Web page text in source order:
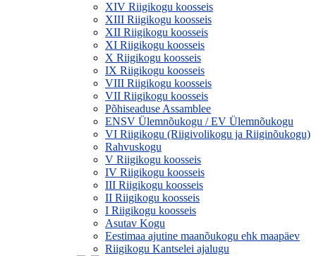
XIV Riigikogu koosseis
XIII Riigikogu koosseis
XII Riigikogu koosseis
XI Riigikogu koosseis
X Riigikogu koosseis
IX Riigikogu koosseis
VIII Riigikogu koosseis
VII Riigikogu koosseis
Põhiseaduse Assamblee
ENSV Ülemnõukogu / EV Ülemnõukogu
VI Riigikogu (Riigivolikogu ja Riiginõukogu)
Rahvuskogu
V Riigikogu koosseis
IV Riigikogu koosseis
III Riigikogu koosseis
II Riigikogu koosseis
I Riigikogu koosseis
Asutav Kogu
Eestimaa ajutine maanõukogu ehk maapäev
Riigikogu Kantselei ajalugu